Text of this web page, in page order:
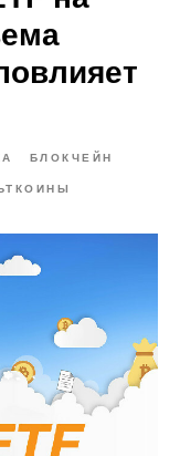
БЛОКЧЕЙН